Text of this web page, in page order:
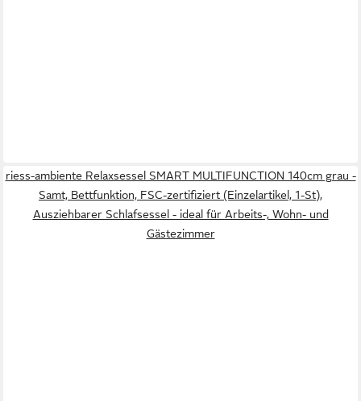
riess-ambiente Relaxsessel SMART MULTIFUNCTION 140cm grau -
Samt, Bettfunktion, FSC-zertifiziert (Einzelartikel, 1-St),
Ausziehbarer Schlafsessel - ideal für Arbeits-, Wohn- und
Gästezimmer